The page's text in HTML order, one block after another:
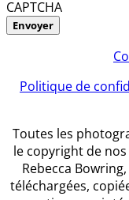
CAPTCHA
Politique de
Toutes les
le copyright de
Rebecca
téléchargées,